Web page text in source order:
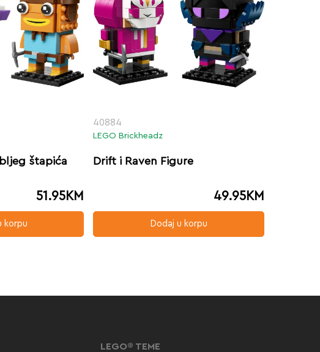
štapića
51.95KM
korpu
40884
LEGO Brickheadz
Drift i Raven Figure
49.95KM
Dodaj u korpu
LEGO® TEME